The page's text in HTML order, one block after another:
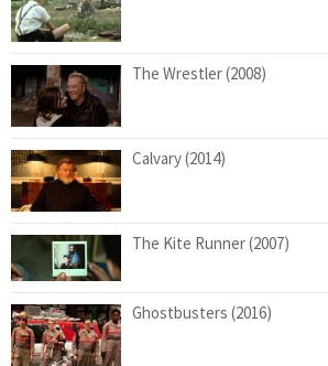
The Wrestler (2008)
Calvary (2014)
The Kite Runner (2007)
Ghostbusters (2016)